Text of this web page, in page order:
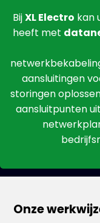
BijXL Electro kan
heeft met
aansluitingen
storingen
aansluitpunten
Onze